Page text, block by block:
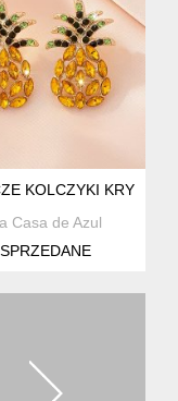
KOLCZYKI
Casa de Azul
SPRZEDANE